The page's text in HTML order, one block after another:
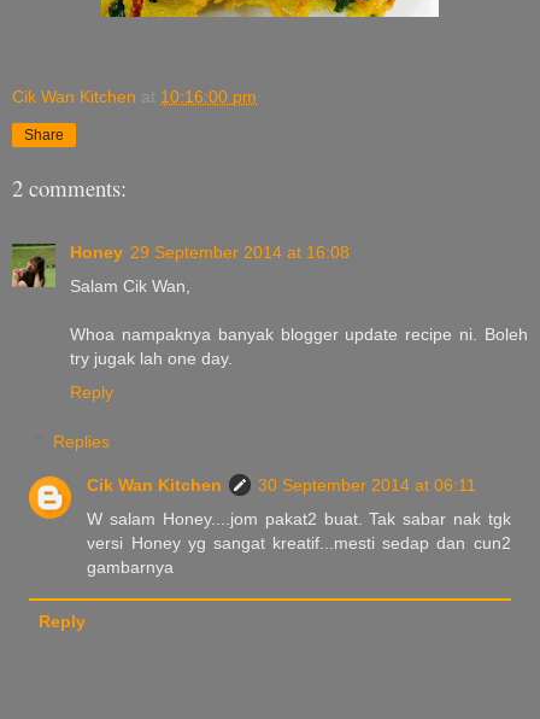
Cik Wan Kitchen at 10:16:00 pm
Share
2 comments:
Honey 29 September 2014 at 16:08
Salam Cik Wan,
Whoa nampaknya banyak blogger update recipe ni. Boleh
try jugak lah one day.
Reply
Replies
Cik Wan Kitchen
30 September 2014 at 06:11
W salam Honey....jom pakat2 buat. Tak sabar nak tgk
versi Honey yg sangat kreatif...mesti sedap dan cun2
gambarnya
Reply